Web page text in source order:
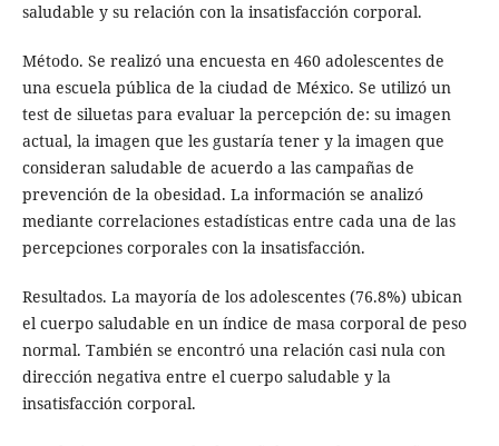
saludable y su relación con la insatisfacción corporal.
Método. Se realizó una encuesta en 460 adolescentes de
una escuela pública de la ciudad de México. Se utilizó un
test de siluetas para evaluar la percepción de: su imagen
actual, la imagen que les gustaría tener y la imagen que
consideran saludable de acuerdo a las campañas de
prevención de la obesidad. La información se analizó
mediante correlaciones estadísticas entre cada una de las
percepciones corporales con la insatisfacción.
Resultados. La mayoría de los adolescentes (76.8%) ubican
el cuerpo saludable en un índice de masa corporal de peso
normal. También se encontró una relación casi nula con
dirección negativa entre el cuerpo saludable y la
insatisfacción corporal.